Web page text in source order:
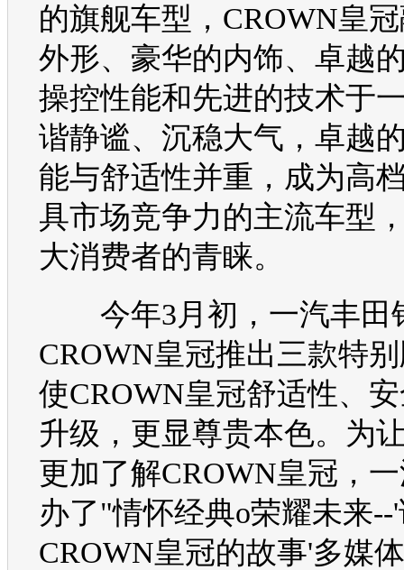
的旗舰车型 ， CROWN皇冠
外形、豪华的内饰、卓越
操控性能和先进的技术于
谐静谧、沉稳大气，卓越
能与舒适性并重，成为高
具市场竞争力的主流车型
大消费者的青睐。
今年3月初， 一汽丰田
CROWN皇冠推出三款特
使CROWN皇冠舒适性、
升级，更显尊贵本色。为
更加了解CROWN皇冠 ，
办了"情怀经典o荣耀未来--
CROWN皇冠的故事'多媒